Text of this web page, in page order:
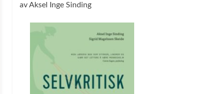
av Aksel Inge Sinding